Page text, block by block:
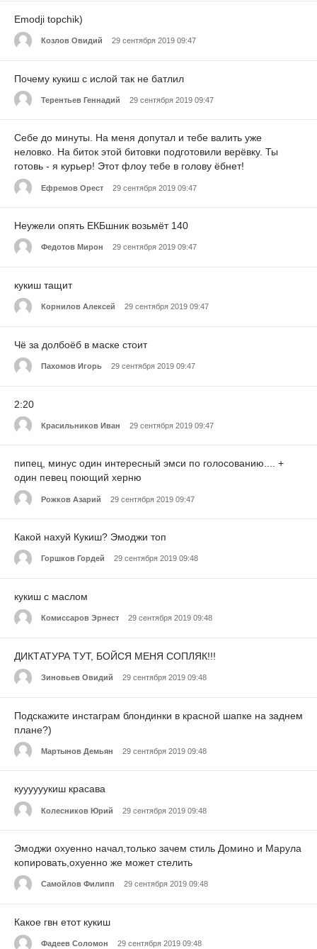
Emodji topchik)
Козлов Овидий 29 сентября 2019 09:47
Почему кукиш с ислой так не батлил
Терентьев Геннадий 29 сентября 2019 09:47
Себе до минуты. На меня допутал и тебе валить уже
неловко. На биток этой битовки подготовили верёвку. Ты
готовь - я курьер! Этот флоу тебе в голову ёбнет!
Ефремов Орест 29 сентября 2019 09:47
Неужели опять ЕКБшник возьмёт 140
Федотов Мирон 29 сентября 2019 09:47
кукиш тащит
Корнилов Алексей 29 сентября 2019 09:47
Чё за долбоёб в маске стоит
Пахомов Игорь 29 сентября 2019 09:47
2:20
Красильников Иван 29 сентября 2019 09:47
пипец, минус один интересный эмси по голосованию.... +
один певец поющий херню
Рожков Азарий 29 сентября 2019 09:47
Какой нахуй Кукиш? Эмоджи топ
Горшков Гордей 29 сентября 2019 09:48
кукиш с маслом
Комиссаров Эрнест 29 сентября 2019 09:48
ДИКТАТУРА ТУТ, БОЙСЯ МЕНЯ СОПЛЯК!!!
Зиновьев Овидий 29 сентября 2019 09:48
Подскажите инстаграм блондинки в красной шапке на заднем
плане?)
Мартынов Демьян 29 сентября 2019 09:48
куууууукиш красава
Колесников Юрий 29 сентября 2019 09:48
Эмоджи охуенно начал,только зачем стиль Домино и Марула
копировать,охуенно же может стелить
Самойлов Филипп 29 сентября 2019 09:48
Какое гвн етот кукиш
Фадеев Соломон 29 сентября 2019 09:48